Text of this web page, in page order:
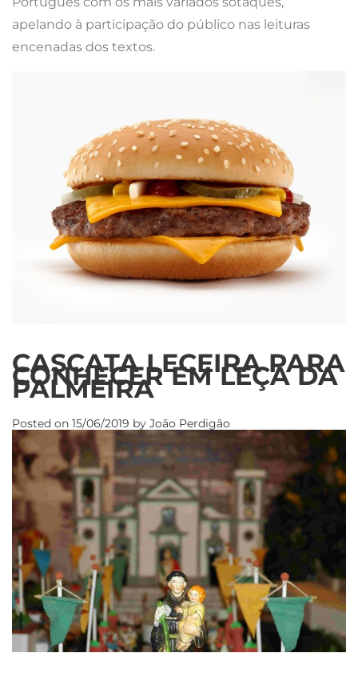
apelando à participação do público nas leituras
encenadas dos textos.
CASCATA LECEIRA PARA
CONHECER EM LEÇA DA
PALMEIRA
Posted on 15/06/2019 by João Perdigão